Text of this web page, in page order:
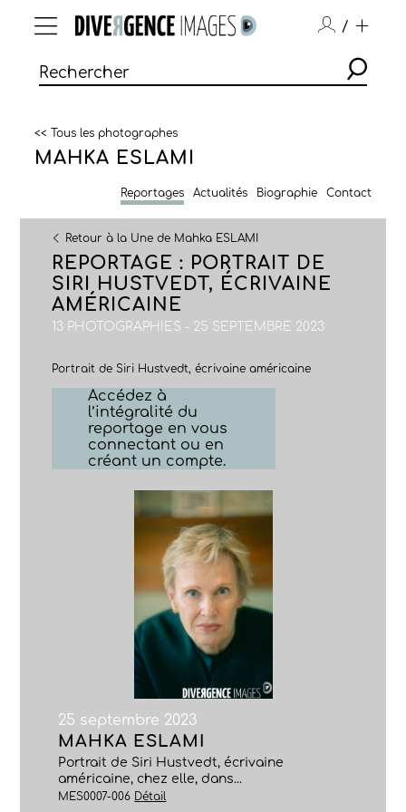
/
<< Tous les photographes
MAHKA ESLAMI
Reportages Actualités Biographie Contact
Retour à la Une de Mahka ESLAMI
REPORTAGE : PORTRAIT DE
SIRI HUSTVEDT, ÉCRIVAINE
AMÉRICAINE
13 PHOTOGRAPHIES - 25 SEPTEMBRE 2023
Portrait de Siri Hustvedt, écrivaine américaine
Accédez à
l’intégralité du
reportage en vous
connectant ou en
créant un compte.
25 septembre 2023
MAHKA ESLAMI
Portrait de Siri Hustvedt, écrivaine
américaine, chez elle, dans...
MES0007-006 Détail